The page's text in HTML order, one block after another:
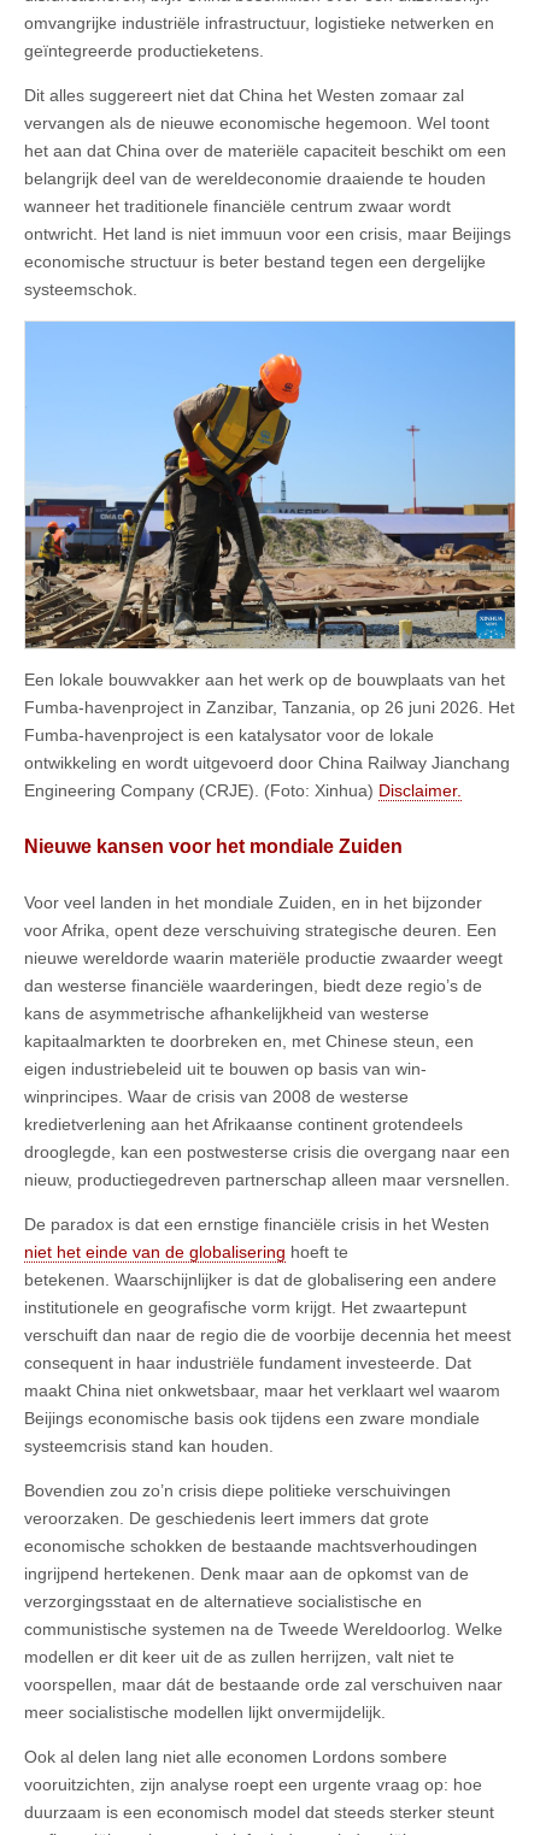
omvangrijke industriële infrastructuur, logistieke netwerken en
geïntegreerde productieketens.
Dit alles suggereert niet dat China het Westen zomaar zal
vervangen als de nieuwe economische hegemoon. Wel toont
het aan dat China over de materiële capaciteit beschikt om een
belangrijk deel van de wereldeconomie draaiende te houden
wanneer het traditionele financiële centrum zwaar wordt
ontwricht. Het land is niet immuun voor een crisis, maar Beijings
economische structuur is beter bestand tegen een dergelijke
systeemschok.
Een lokale bouwvakker aan het werk op de bouwplaats van het
Fumba-havenproject in Zanzibar, Tanzania, op 26 juni 2026. Het
Fumba-havenproject is een katalysator voor de lokale
ontwikkeling en wordt uitgevoerd door China Railway Jianchang
Engineering Company (CRJE). (Foto: Xinhua) Disclaimer.
Nieuwe kansen voor het mondiale Zuiden
Voor veel landen in het mondiale Zuiden, en in het bijzonder
voor Afrika, opent deze verschuiving strategische deuren. Een
nieuwe wereldorde waarin materiële productie zwaarder weegt
dan westerse financiële waarderingen, biedt deze regio’s de
kans de asymmetrische afhankelijkheid van westerse
kapitaalmarkten te doorbreken en, met Chinese steun, een
eigen industriebeleid uit te bouwen op basis van win-
winprincipes. Waar de crisis van 2008 de westerse
kredietverlening aan het Afrikaanse continent grotendeels
drooglegde, kan een postwesterse crisis die overgang naar een
nieuw, productiegedreven partnerschap alleen maar versnellen.
De paradox is dat een ernstige financiële crisis in het Westen
niet het einde van de globalisering hoeft te
betekenen. Waarschijnlijker is dat de globalisering een andere
institutionele en geografische vorm krijgt. Het zwaartepunt
verschuift dan naar de regio die de voorbije decennia het meest
consequent in haar industriële fundament investeerde. Dat
maakt China niet onkwetsbaar, maar het verklaart wel waarom
Beijings economische basis ook tijdens een zware mondiale
systeemcrisis stand kan houden.
Bovendien zou zo’n crisis diepe politieke verschuivingen
veroorzaken. De geschiedenis leert immers dat grote
economische schokken de bestaande machtsverhoudingen
ingrijpend hertekenen. Denk maar aan de opkomst van de
verzorgingsstaat en de alternatieve socialistische en
communistische systemen na de Tweede Wereldoorlog. Welke
modellen er dit keer uit de as zullen herrijzen, valt niet te
voorspellen, maar dát de bestaande orde zal verschuiven naar
meer socialistische modellen lijkt onvermijdelijk.
Ook al delen lang niet alle economen Lordons sombere
vooruitzichten, zijn analyse roept een urgente vraag op: hoe
duurzaam is een economisch model dat steeds sterker steunt